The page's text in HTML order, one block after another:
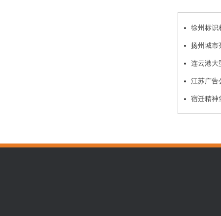
徐州标识
扬州城市
连云港大
江苏广告
宿迁精神